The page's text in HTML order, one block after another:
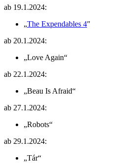
ab 19.1.2024:
„The Expendables 4″
ab 20.1.2024:
„Love Again“
ab 22.1.2024:
„Beau Is Afraid“
ab 27.1.2024:
„Robots“
ab 29.1.2024:
„Tár“